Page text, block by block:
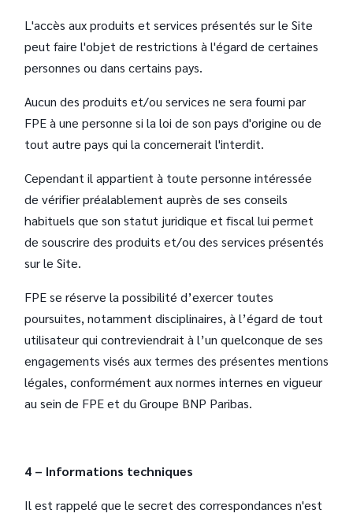
L'accès aux produits et services présentés sur le Site
peut faire l'objet de restrictions à l'égard de certaines
personnes ou dans certains pays.
Aucun des produits et/ou services ne sera fourni par
FPE à une personne si la loi de son pays d'origine ou de
tout autre pays qui la concernerait l'interdit.
Cependant il appartient à toute personne intéressée
de vérifier préalablement auprès de ses conseils
habituels que son statut juridique et fiscal lui permet
de souscrire des produits et/ou des services présentés
sur le Site.
FPE se réserve la possibilité d’exercer toutes
poursuites, notamment disciplinaires, à l’égard de tout
utilisateur qui contreviendrait à l’un quelconque de ses
engagements visés aux termes des présentes mentions
légales, conformément aux normes internes en vigueur
au sein de FPE et du Groupe BNP Paribas.
4 – Informations techniques
Il est rappelé que le secret des correspondances n'est